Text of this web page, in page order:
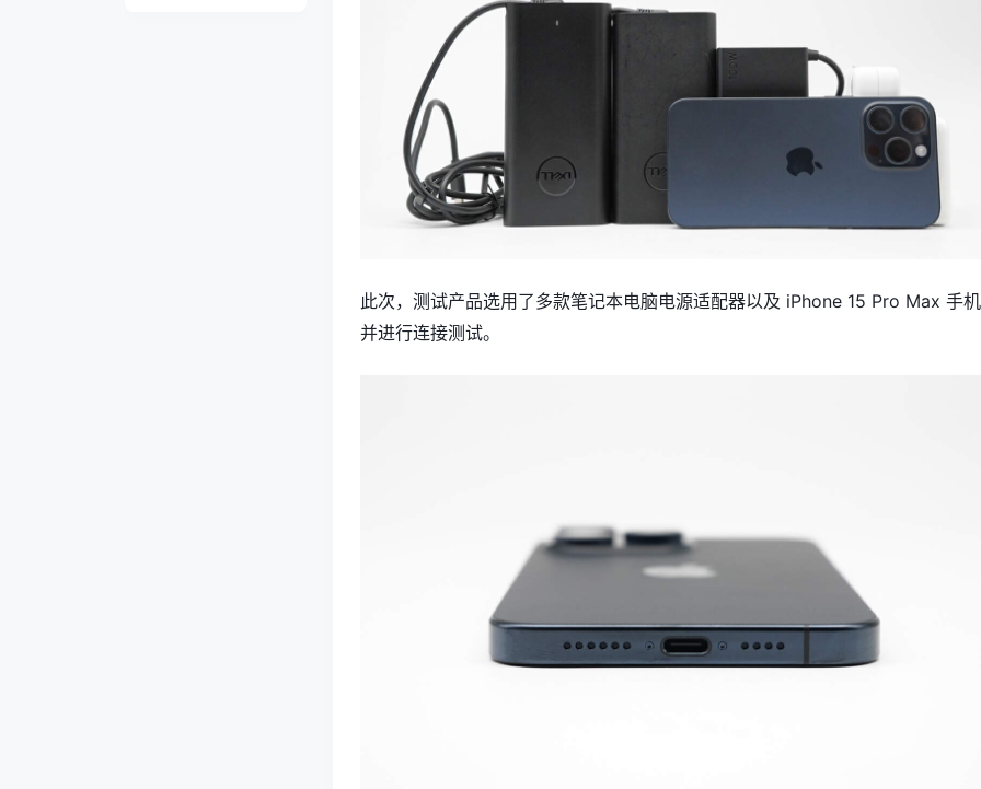
此次，测试产品选用了多款笔记本电脑电源适配器以及 iPhone 15 Pro Max 手
并进行连接测试。